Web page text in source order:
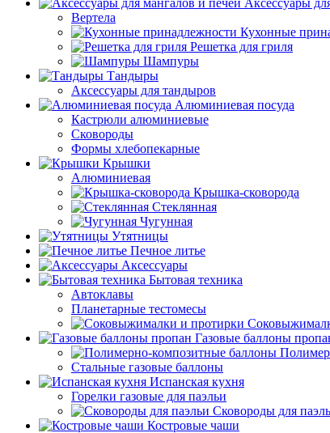
Аксессуары
Вертела
Кухонные
Решетка для гриля
Шампуры
Тандыры
Аксессуары для тандыров
Алюминиевая посуда
Кастрюли алюминиевые
Сковороды
Формы хлебопекарные
Крышки
Алюминиевая
Крышка-сковорода
Стеклянная
Чугунная
Утятницы
Печное литье
Аксессуары
Бытовая техника
Автоклавы
Планетарные тестомесы
Газовые баллоны
Стальные газовые баллоны
Испанская кухня
Горелки газовые для паэльи
Сковороды для
Костровые чаши